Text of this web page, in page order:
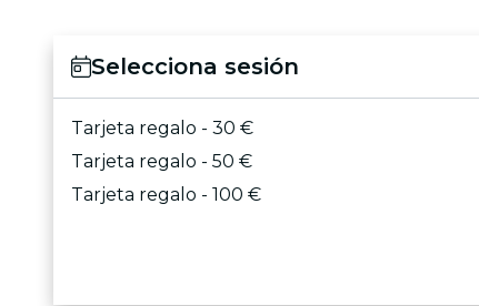
Selecciona sesión
Tarjeta regalo - 30 €
Tarjeta regalo - 50 €
Tarjeta regalo - 100 €